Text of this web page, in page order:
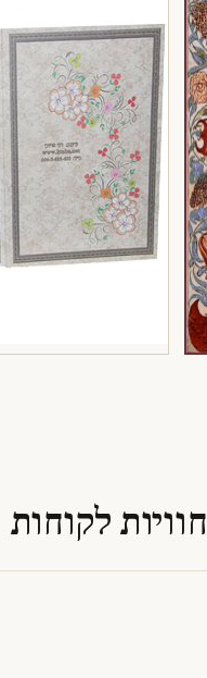
חוויות לקוחות